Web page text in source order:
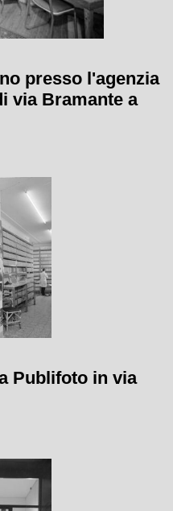
presso l'agenzia
via Bramante a
Publifoto in via